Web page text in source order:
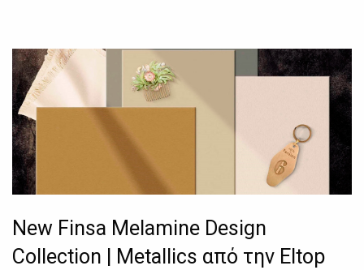
New Finsa Melamine Design
Collection | Metallics από την Eltop